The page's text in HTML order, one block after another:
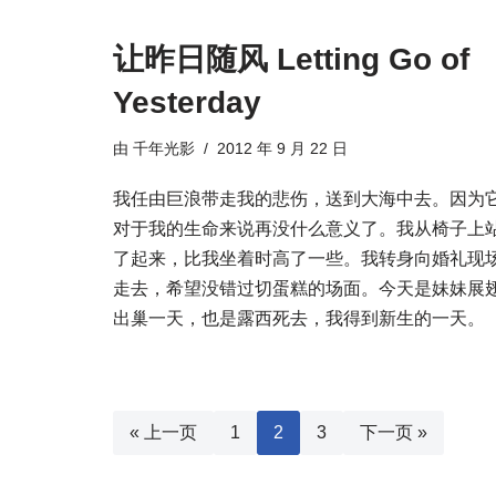
让昨日随风 Letting Go of
Yesterday
由 千年光影 2012 年 9 月 22 日
我任由巨浪带走我的悲伤，送到大海中去。因为
对于我的生命来说再没什么意义了。我从椅子上
了起来，比我坐着时高了一些。我转身向婚礼现
走去，希望没错过切蛋糕的场面。今天是妹妹展
出巢一天，也是露西死去，我得到新生的一天。
« 上一页 1 2 3 下一页 »